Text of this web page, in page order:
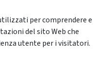
per comprendere e
del sito Web che
utente per i visitatori.